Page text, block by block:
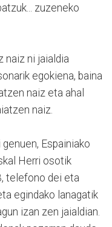
zuzeneko
naiz ni jaialdia
egokiena, baina
naiz eta ahal
naiz.
Espainiako
Herri osotik
telefono dei eta
egindako lanagatik
izan zen jaialdian.